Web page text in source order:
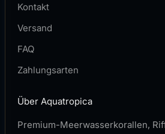
Kontakt
Versand
FAQ
Zahlungsarten
Über Aquatropica
Premium-Meerwasserkorallen,